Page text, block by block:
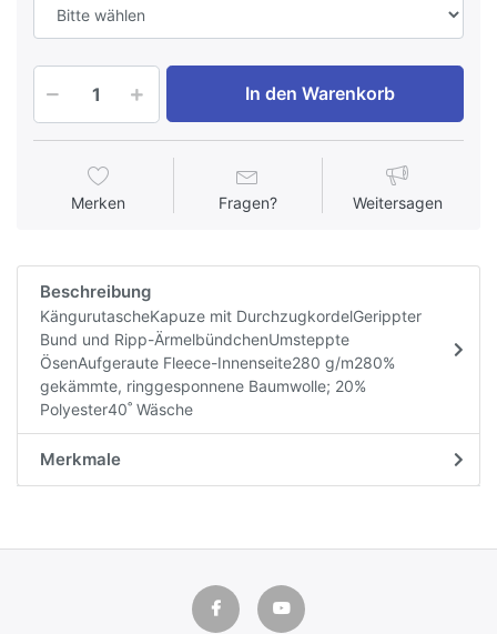
In den Warenkorb
Merken Fragen? Weitersagen
Beschreibung
KängurutascheKapuze mit DurchzugkordelGerippter
Bund und Ripp-ÄrmelbündchenUmsteppte
ÖsenAufgeraute Fleece-Innenseite280 g/m280%
gekämmte, ringgesponnene Baumwolle; 20%
Polyester40˚ Wäsche
Merkmale